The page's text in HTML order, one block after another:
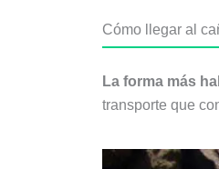
Cómo llegar al
La forma más
transporte que